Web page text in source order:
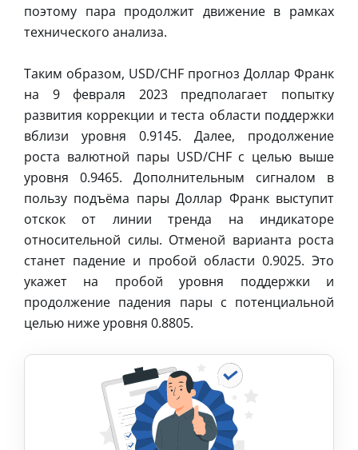
поэтому пара продолжит движение в рамках
технического анализа.
Таким образом, USD/CHF прогноз Доллар Франк
на 9 февраля 2023 предполагает попытку
развития коррекции и теста области поддержки
вблизи уровня 0.9145. Далее, продолжение
роста валютной пары USD/CHF с целью выше
уровня 0.9465. Дополнительным сигналом в
пользу подъёма пары Доллар Франк выступит
отскок от линии тренда на индикаторе
относительной силы. Отменой варианта роста
станет падение и пробой области 0.9025. Это
укажет на пробой уровня поддержки и
продолжение падения пары с потенциальной
целью ниже уровня 0.8805.